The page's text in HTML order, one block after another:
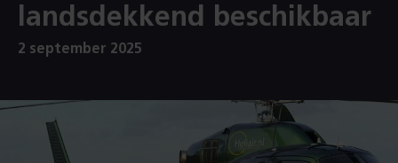
landsdekkend beschikbaar
2 september 2025